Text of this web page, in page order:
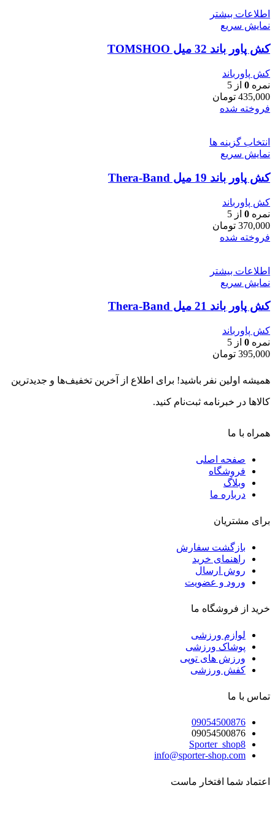
اطلاعات بیشتر
نمایش سریع
کش پاور باند 32 میل TOMSHOO
کش پاورباند
نمره 0 از 5
435,000 تومان
فروخته شده
انتخاب گزینه ها
نمایش سریع
کش پاور باند 19 میل Thera-Band
کش پاورباند
نمره 0 از 5
370,000 تومان
فروخته شده
اطلاعات بیشتر
نمایش سریع
کش پاور باند 21 میل Thera-Band
کش پاورباند
نمره 0 از 5
395,000 تومان
همیشه اولین نفر باشید! برای اطلاع از آخرین تخفیف‌ها و جدیدترین
کالاها در خبرنامه ثبت‌نام کنید.
همراه با ما
صفحه اصلی
فروشگاه
وبلاگ
درباره ما
برای مشتریان
بازگشت سفارش
راهنمای خرید
روش ارسال
ورود و عضویت
خرید از فروشگاه ما
لوازم ورزشی
پوشاک ورزشی
ورزش های توپی
کفش ورزشی
تماس با ما
09054500876
09054500876
Sporter_shop8
info@sporter-shop.com
اعتماد شما افتخار ماست